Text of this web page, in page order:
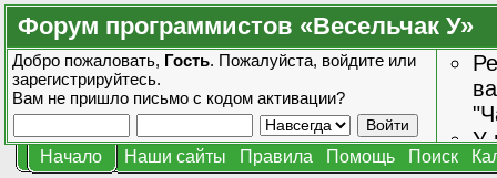
Форум программистов «Весельчак У»
Добро пожаловать, Гость. Пожалуйста, войдите или
зарегистрируйтесь.
Вам не пришло письмо с кодом активации?
У
Начало Наши сайты Правила Помощь Поиск